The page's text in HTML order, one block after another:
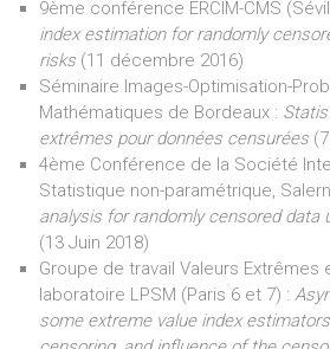
9ème conférence ERCIM-CMS
index estimation for randomly
risks (11 décembre 2016)
Séminaire Images-Optimisation-
Mathématiques de Bordeaux :
extrêmes pour données censurées
4ème Conférence de la Société
Statistique non-paramétrique,
analysis for randomly censored data
(13 Juin 2018)
Groupe de travail Valeurs Extrêmes
laboratoire LPSM (Paris 6 et 7) :
some extreme value index